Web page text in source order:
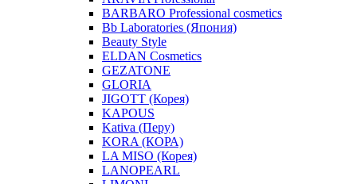
BARBARO Professional cosmetics
Bb Laboratories (Япония)
Beauty Style
ELDAN Cosmetics
GEZATONE
GLORIA
JIGOTT (Корея)
KAPOUS
Kativa (Перу)
KORA (КОРА)
LA MISO (Корея)
LANOPEARL